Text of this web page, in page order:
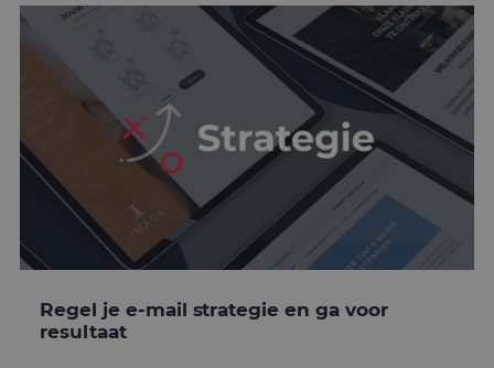
Regel je e-mail strategie en ga voor
resultaat